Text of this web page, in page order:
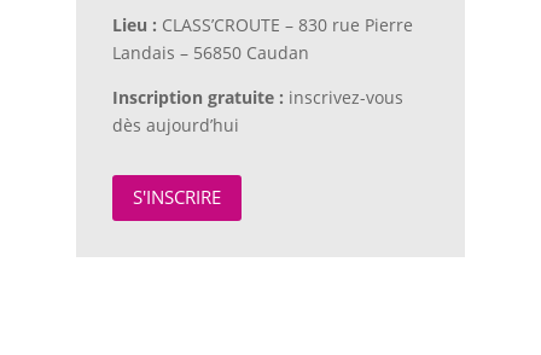
Lieu : CLASS’CROUTE – 830 rue Pierre
Landais – 56850 Caudan
Inscription gratuite : inscrivez-vous
dès aujourd’hui
S'INSCRIRE